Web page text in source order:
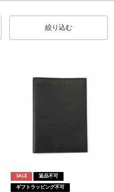
絞り込む
SALE 返品不可
ギフトラッピング不可